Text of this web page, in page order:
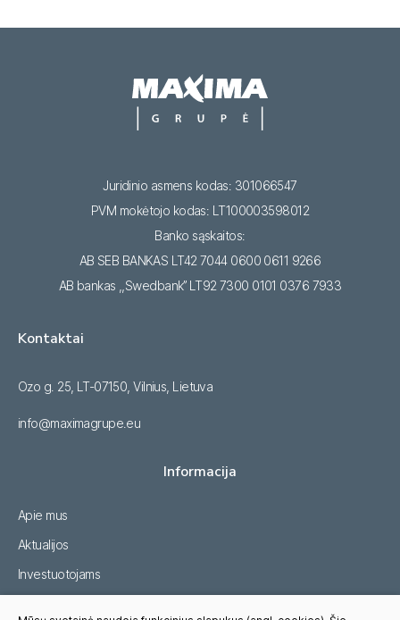
Juridinio asmens kodas: 301066547
PVM mokėtojo kodas: LT100003598012
Banko sąskaitos:
AB SEB BANKAS LT42 7044 0600 0611 9266
AB bankas ,,Swedbank’’ LT92 7300 0101 0376 7933
Kontaktai
Ozo g. 25, LT-07150, Vilnius, Lietuva
info@maximagrupe.eu
Informacija
Apie mus
Aktualijos
Investuotojams